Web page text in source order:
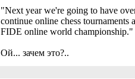
"Next year we're going to have
continue online chess
FIDE online world
Ой... зачем это?..